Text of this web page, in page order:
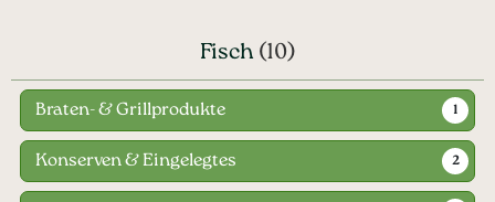
Fisch (10)
Braten- & Grillprodukte 1
Konserven & Eingelegtes 2